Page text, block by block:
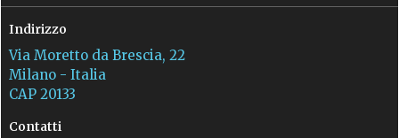
Indirizzo
Via Moretto da Brescia, 22
Milano - Italia
CAP 20133
Contatti